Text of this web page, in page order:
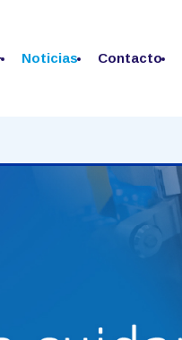
Noticias Contacto